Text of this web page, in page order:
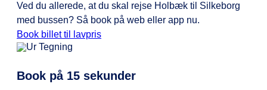
Ved du allerede, at du skal rejse Holbæk til Silkeborg
med bussen? Så book på web eller app nu.
Book billet til lavpris
Book på 15 sekunder